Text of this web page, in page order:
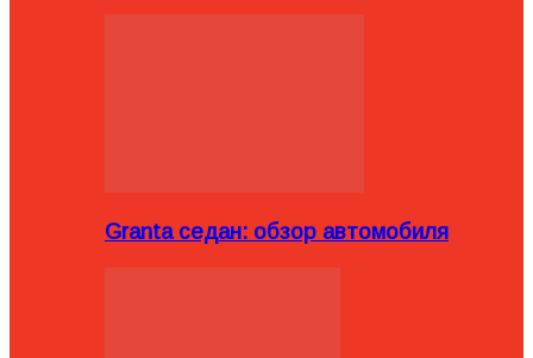
Granta седан: обзор автомобиля